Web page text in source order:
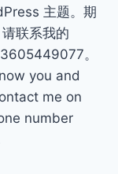
主题。期
联系我的
。
you and
me on
number